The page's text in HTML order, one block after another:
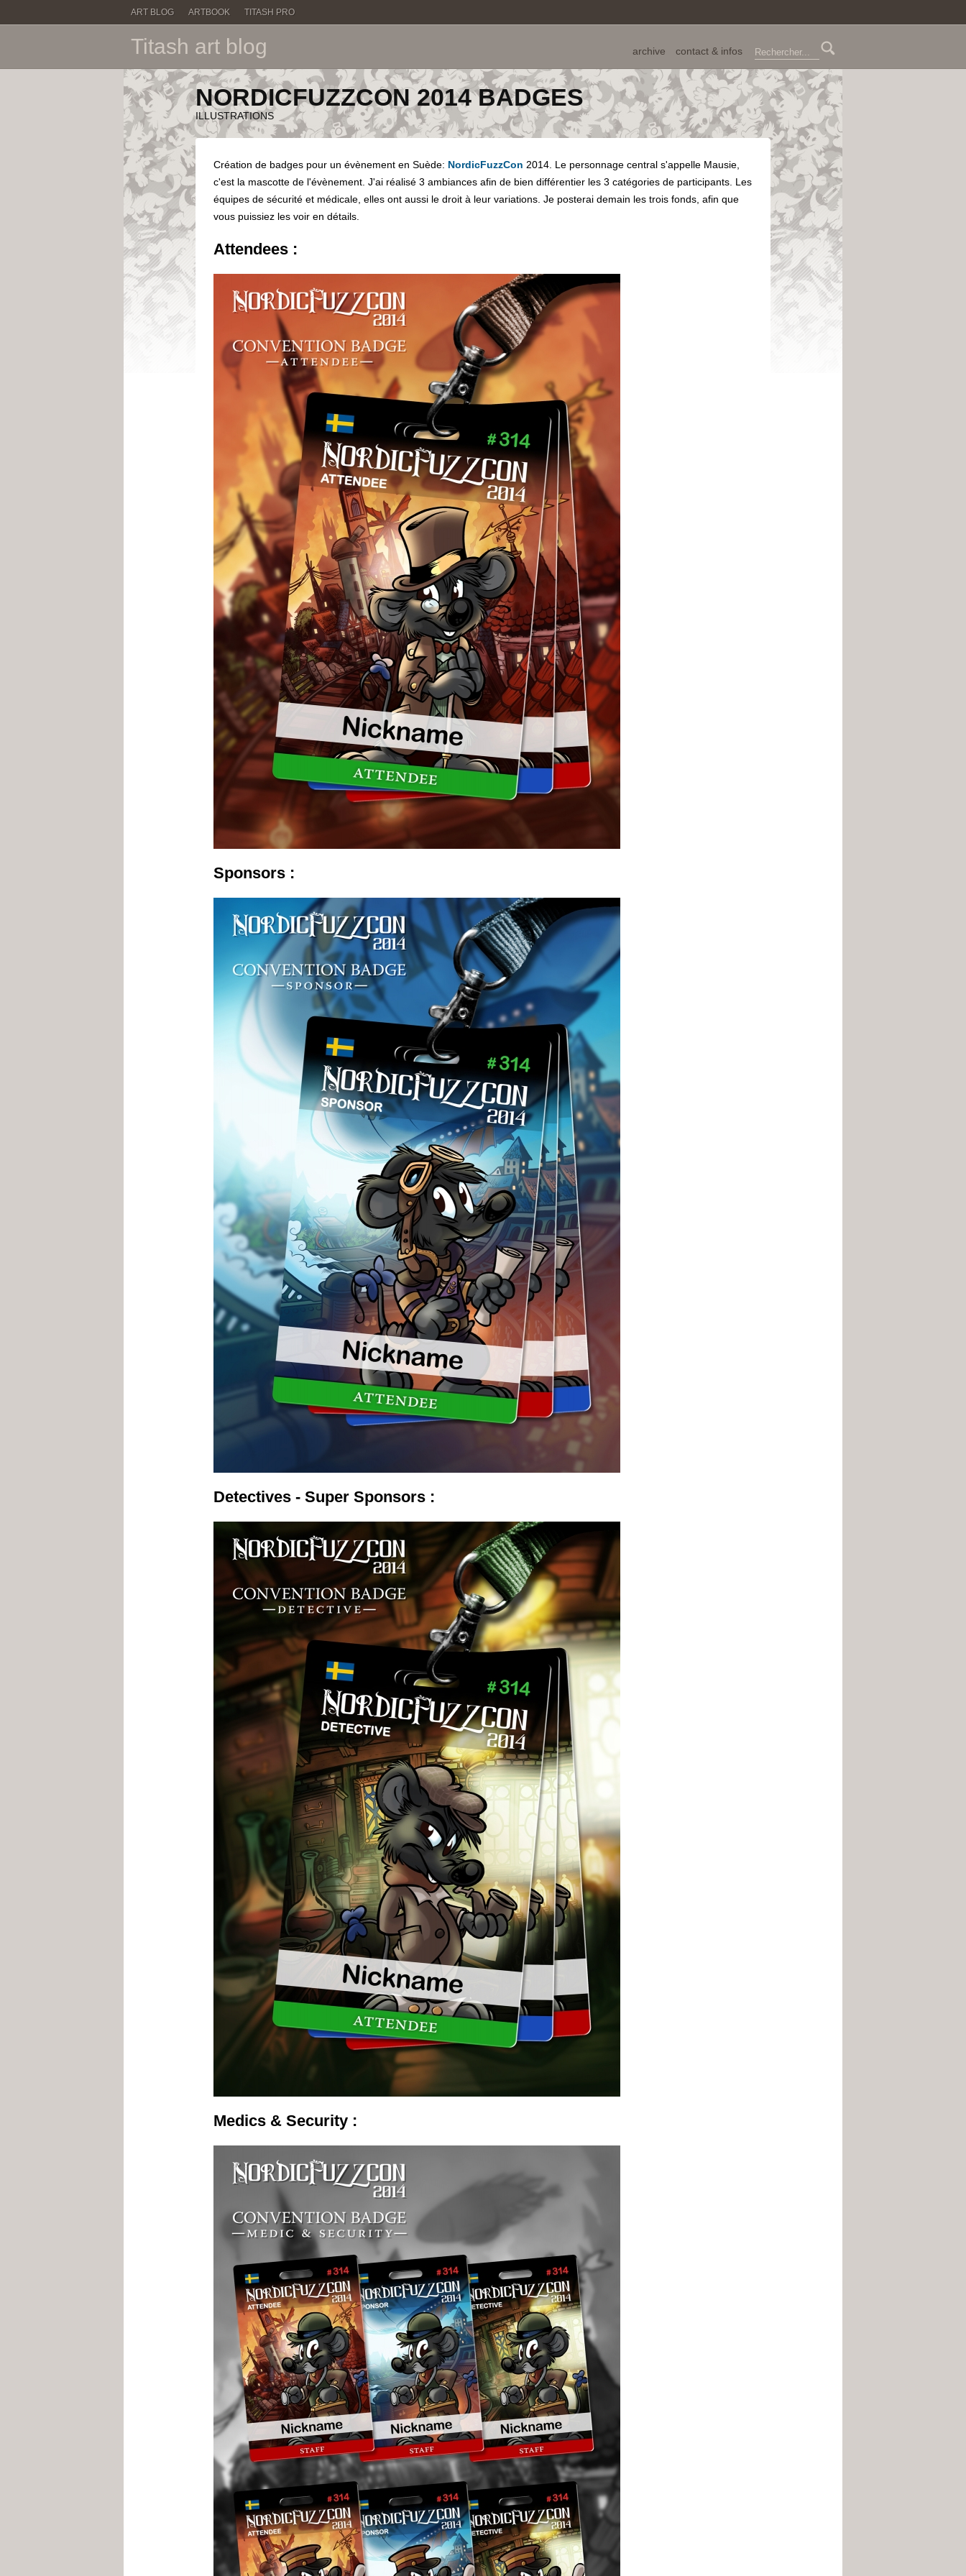
ART BLOG ARTBOOK TITASH PRO
Titash art blog archive contact & infos
NORDICFUZZCON 2014 BADGES
ILLUSTRATIONS
Création de badges pour un évènement en Suède: NordicFuzzCon 2014. Le personnage central s'appelle Mausie,
c'est la mascotte de l'évènement. J'ai réalisé 3 ambiances afin de bien différentier les 3 catégories de participants. Les
équipes de sécurité et médicale, elles ont aussi le droit à leur variations. Je posterai demain les trois fonds, afin que
vous puissiez les voir en détails.
Attendees :
Sponsors :
Detectives - Super Sponsors :
Medics & Security :